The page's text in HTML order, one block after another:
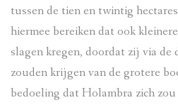
tussen de tien en twintig
hiermee bereiken dat ook
slagen kregen, doordat zij via de
zouden krijgen van de grotere
bedoeling dat Holambra zich